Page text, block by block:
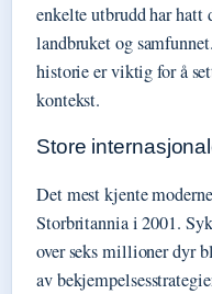
enkelte utbrudd har hatt
landbruket og
historie er viktig for å
kontekst.
Store
Det mest kjente
Storbritannia i 2001.
over seks millioner dyr
av